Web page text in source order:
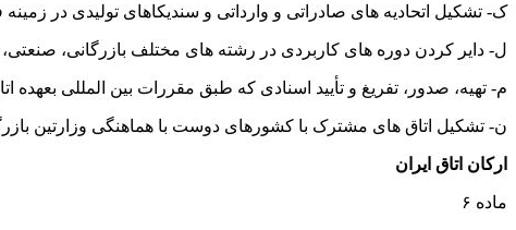
ک- تشکیل اتحادیه های صادراتی و وارداتی و سندیکاهای تولیدی در
ل- دایر کردن دوره های کاربردی در رشته های مختلف بازرگانی،
م- تهیه، صدور، تفریغ و تأیید اسنادی که طبق مقررات بین المللی بعهده
ن- تشکیل اتاق های مشترک با کشورهای دوست با هماهنگی وزارتین
ارکان اتاق ایران
ماده ۶